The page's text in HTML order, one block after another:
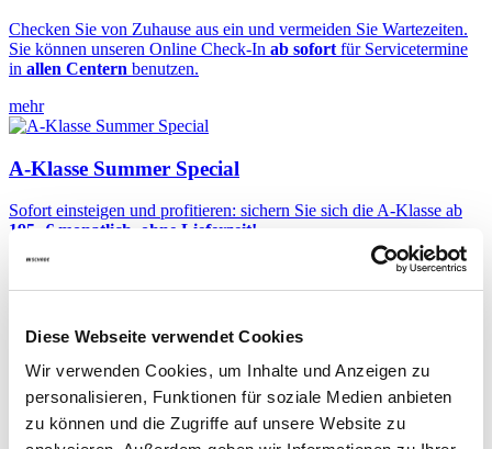
Diese Webseite verwendet Cookies
Wir verwenden Cookies, um Inhalte und Anzeigen zu
personalisieren, Funktionen für soziale Medien anbieten
zu können und die Zugriffe auf unsere Website zu
Checken Sie von Zuhause aus ein und vermeiden Sie Wartezeiten.
Sie können unseren Online Check-In ab sofort für Servicetermine
in allen Centern benutzen.
mehr
A-Klasse Summer Special
Sofort einsteigen und profitieren: sichern Sie sich die A-Klasse ab
195,-€ monatlich, ohne Lieferzeit!
mehr
AMG Performance Center
Sie lieben sportliche Fahrzeuge und einzigartige Fahrerlebnisse?
Dann ist ein Besuch in unserem AMG Performance Center Eisenach
Pflichtprogramm!